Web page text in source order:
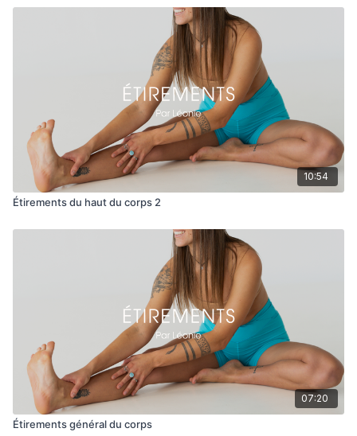
10:54
Étirements du haut du corps 2
07:20
Étirements général du corps